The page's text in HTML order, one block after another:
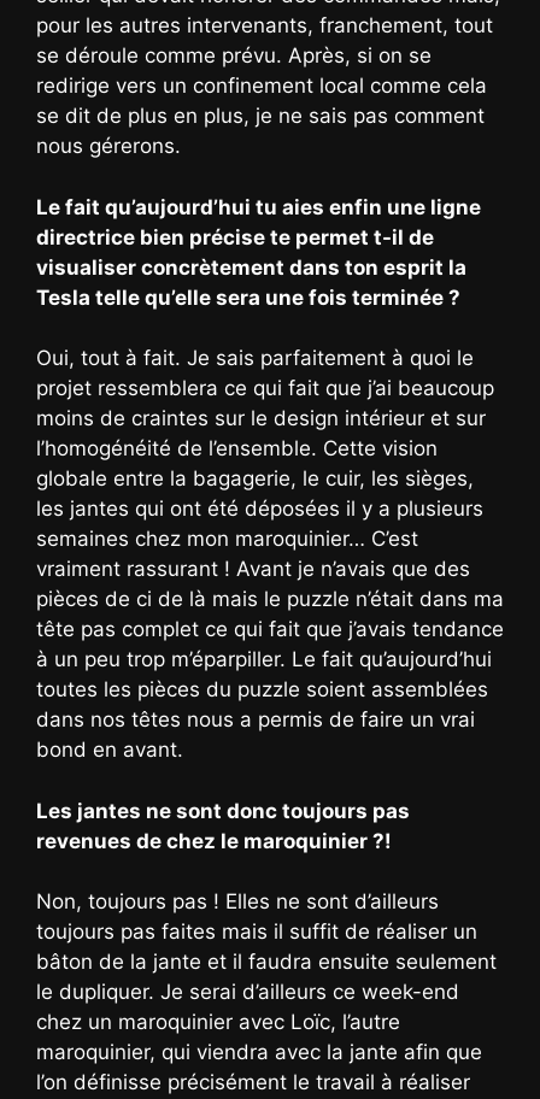
pour les autres intervenants, franchement, tout
se déroule comme prévu. Après, si on se
redirige vers un confinement local comme cela
se dit de plus en plus, je ne sais pas comment
nous gérerons.
Le fait qu’aujourd’hui tu aies enfin une ligne
directrice bien précise te permet t-il de
visualiser concrètement dans ton esprit la
Tesla telle qu’elle sera une fois terminée ?
Oui, tout à fait. Je sais parfaitement à quoi le
projet ressemblera ce qui fait que j’ai beaucoup
moins de craintes sur le design intérieur et sur
l’homogénéité de l’ensemble. Cette vision
globale entre la bagagerie, le cuir, les sièges,
les jantes qui ont été déposées il y a plusieurs
semaines chez mon maroquinier… C’est
vraiment rassurant ! Avant je n’avais que des
pièces de ci de là mais le puzzle n’était dans ma
tête pas complet ce qui fait que j’avais tendance
à un peu trop m’éparpiller. Le fait qu’aujourd’hui
toutes les pièces du puzzle soient assemblées
dans nos têtes nous a permis de faire un vrai
bond en avant.
Les jantes ne sont donc toujours pas
revenues de chez le maroquinier ?!
Non, toujours pas ! Elles ne sont d’ailleurs
toujours pas faites mais il suffit de réaliser un
bâton de la jante et il faudra ensuite seulement
le dupliquer. Je serai d’ailleurs ce week-end
chez un maroquinier avec Loïc, l’autre
maroquinier, qui viendra avec la jante afin que
l’on définisse précisément le travail à réaliser